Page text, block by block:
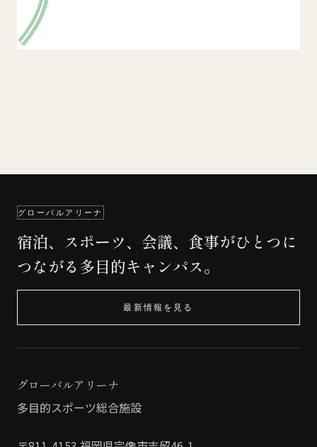
グローバルアリーナ
宿泊、スポーツ、会議、食事がひとつに
つながる多目的キャンパス。
最新情報を見る
グローバルアリーナ
多目的スポーツ総合施設